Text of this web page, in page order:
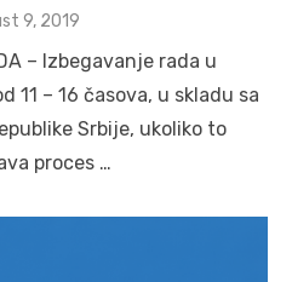
9, 2019
– Izbegavanje rada u
11 – 16 časova, u skladu sa
Srbije, ukoliko to
proces …